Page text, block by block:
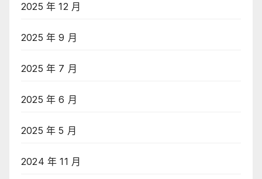
2025 年 12 月
2025 年 9 月
2025 年 7 月
2025 年 6 月
2025 年 5 月
2024 年 11 月